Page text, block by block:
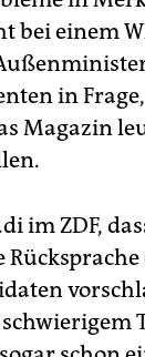
bei einem
in
Magazin
im ZDF,